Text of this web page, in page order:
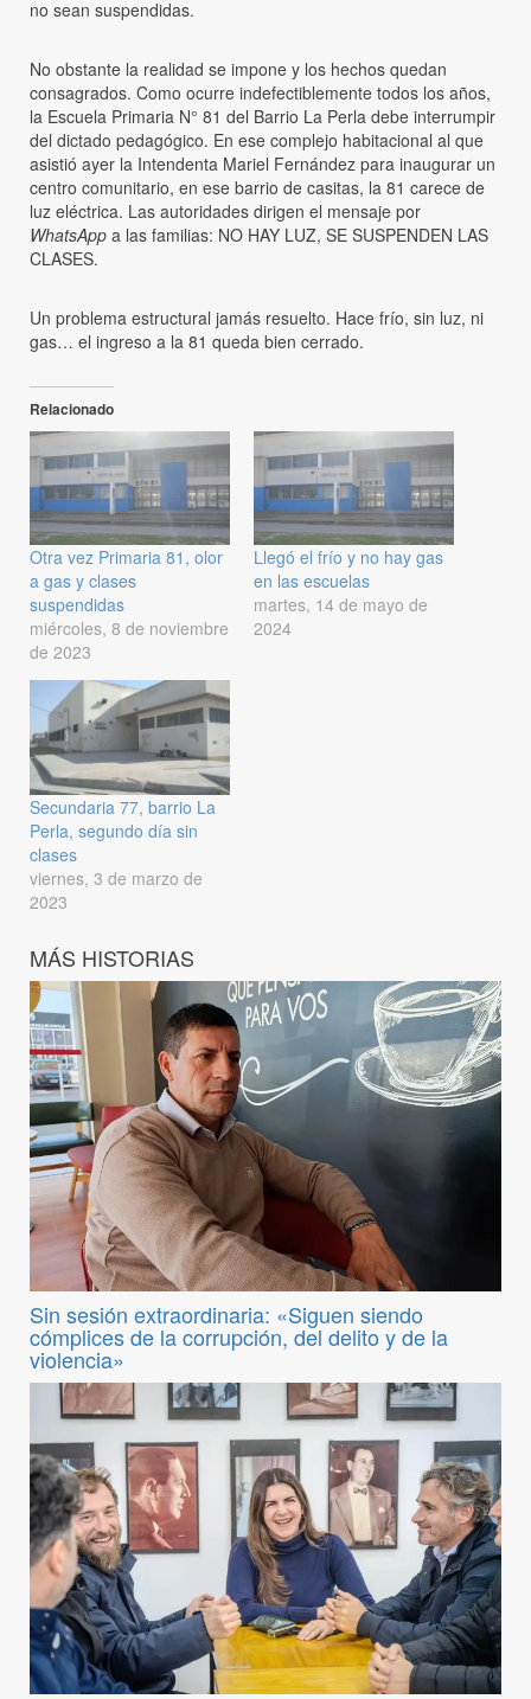
no sean suspendidas.
No obstante la realidad se impone y los hechos quedan
consagrados. Como ocurre indefectiblemente todos los años,
la Escuela Primaria N° 81 del Barrio La Perla debe interrumpir
del dictado pedagógico. En ese complejo habitacional al que
asistió ayer la Intendenta Mariel Fernández para inaugurar un
centro comunitario, en ese barrio de casitas, la 81 carece de
luz eléctrica. Las autoridades dirigen el mensaje por
WhatsApp a las familias: NO HAY LUZ, SE SUSPENDEN LAS
CLASES.
Un problema estructural jamás resuelto. Hace frío, sin luz, ni
gas… el ingreso a la 81 queda bien cerrado.
Relacionado
Otra vez Primaria 81, olor
a gas y clases
suspendidas
miércoles, 8 de noviembre
de 2023
Llegó el frío y no hay gas
en las escuelas
martes, 14 de mayo de
2024
Secundaria 77, barrio La
Perla, segundo día sin
clases
viernes, 3 de marzo de
2023
MÁS HISTORIAS
Sin sesión extraordinaria: «Siguen siendo
cómplices de la corrupción, del delito y de la
violencia»